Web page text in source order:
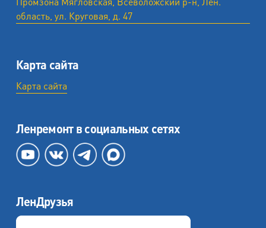
область, ул. ​Круговая, д. 47
Карта сайта
Карта сайта
Ленремонт в социальных сетях
ЛенДрузья